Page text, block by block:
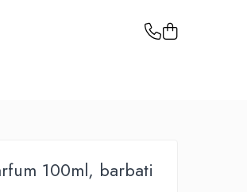
100ml, barbati